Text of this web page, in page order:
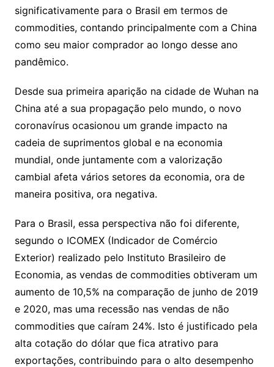
significativamente para o Brasil em termos de
commodities, contando principalmente com a China
como seu maior comprador ao longo desse ano
pandêmico.
Desde sua primeira aparição na cidade de Wuhan na
China até a sua propagação pelo mundo, o novo
coronavírus ocasionou um grande impacto na
cadeia de suprimentos global e na economia
mundial, onde juntamente com a valorização
cambial afeta vários setores da economia, ora de
maneira positiva, ora negativa.
Para o Brasil, essa perspectiva não foi diferente,
segundo o ICOMEX (Indicador de Comércio
Exterior) realizado pelo Instituto Brasileiro de
Economia, as vendas de commodities obtiveram um
aumento de 10,5% na comparação de junho de 2019
e 2020, mas uma recessão nas vendas de não
commodities que caíram 24%. Isto é justificado pela
alta cotação do dólar que fica atrativo para
exportações, contribuindo para o alto desempenho